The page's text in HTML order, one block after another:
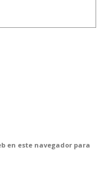
en este navegador para